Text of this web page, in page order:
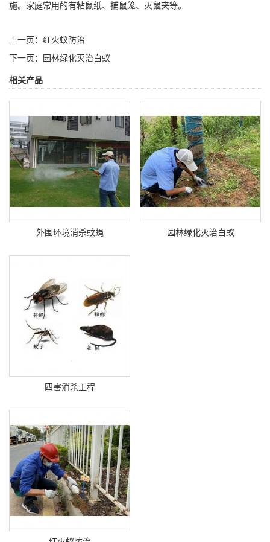
施。家庭常用的有粘鼠纸、捕鼠笼、灭鼠夹等。
上一页： 红火蚁防治
下一页：
园林绿化灭治白蚁
相关产品
外围环境消杀蚊蝇 园林绿化灭治白蚁
四害消杀工程